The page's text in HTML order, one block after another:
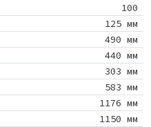
100
125 мм
490 мм
440 мм
303 мм
583 мм
1176 мм
1150 мм